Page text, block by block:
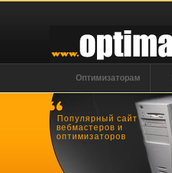
Оптимизаторам
Популярный сайт
вебмастеров и
оптимизаторов